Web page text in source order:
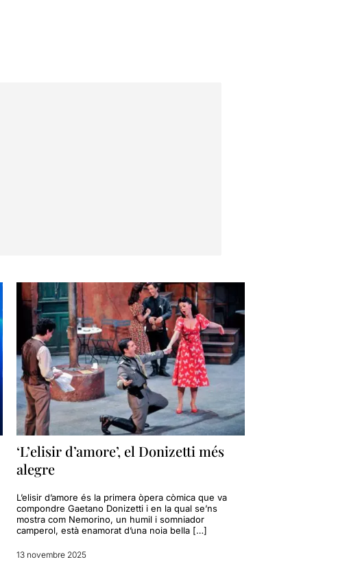
‘L’elisir d’amore’, el Donizetti més
alegre
L’elisir d’amore és la primera òpera còmica que va
compondre Gaetano Donizetti i en la qual se’ns
mostra com Nemorino, un humil i somniador
camperol, està enamorat d’una noia bella […]
13 novembre 2025